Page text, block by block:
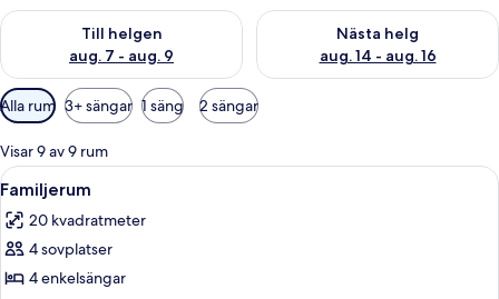
Till helgen
aug. 7 - aug. 9
Kontrollera tillgängligheten för den här helgen aug. 7 - aug. 9
Nästa helg
aug. 14 - aug. 16
Kontrollera tillgängligheten
Tillgängliga
filter
för
rum
Alla rum 3+ sängar 1 säng 2 sängar
Visar 9 av 9 rum
Öppna
alla
foton
för
Familjerum
Ett hotellrum med våningssängar,
8
Familjerum
20 kvadratmeter
4 sovplatser
4 enkelsängar